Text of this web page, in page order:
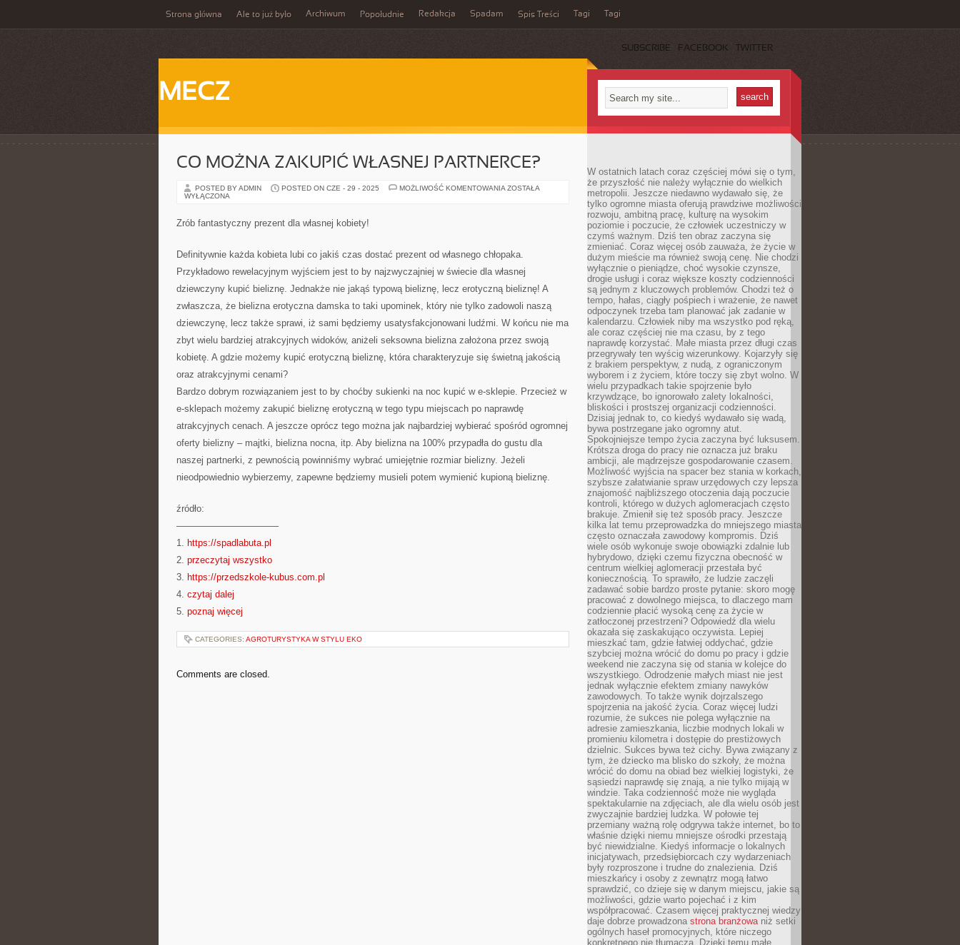
Strona główna Ale to już było Archiwum Popołudnie Redakcja Spadam Spis Treści Tagi Tagi
SUBSCRIBE FACEBOOK TWITTER
MECZ
CO MOŻNA ZAKUPIĆ WŁASNEJ PARTNERCE?
POSTED BY ADMIN POSTED ON CZE - 29 - 2025 MOŻLIWOŚĆ KOMENTOWANIA CO
ZOSTAŁA
WYŁĄCZONA
Zrób fantastyczny prezent dla własnej kobiety!
Definitywnie każda kobieta lubi co jakiś czas dostać prezent od własnego chłopaka.
Przykładowo rewelacyjnym wyjściem jest to by najzwyczajniej w świecie dla własnej
dziewczyny kupić bieliznę. Jednakże nie jakąś typową bieliznę, lecz erotyczną bieliznę! A
zwłaszcza, że bielizna erotyczna damska to taki upominek, który nie tylko zadowoli naszą
dziewczynę, lecz także sprawi, iż sami będziemy usatysfakcjonowani ludźmi. W końcu nie ma
zbyt wielu bardziej atrakcyjnych widoków, aniżeli seksowna bielizna założona przez swoją
kobietę. A gdzie możemy kupić erotyczną bieliznę, która charakteryzuje się świetną jakością
oraz atrakcyjnymi cenami?
Bardzo dobrym rozwiązaniem jest to by choćby sukienki na noc kupić w e-sklepie. Przecież w
e-sklepach możemy zakupić bieliznę erotyczną w tego typu miejscach po naprawdę
atrakcyjnych cenach. A jeszcze oprócz tego można jak najbardziej wybierać spośród ogromnej
oferty bielizny – majtki, bielizna nocna, itp. Aby bielizna na 100% przypadła do gustu dla
naszej partnerki, z pewnością powinniśmy wybrać umiejętnie rozmiar bielizny. Jeżeli
nieodpowiednio wybierzemy, zapewne będziemy musieli potem wymienić kupioną bieliznę.
źródło:
———————————
1. https://spadlabuta.pl
2. przeczytaj wszystko
3. https://przedszkole-kubus.com.pl
4. czytaj dalej
5. poznaj więcej
CATEGORIES: AGROTURYSTYKA W STYLU EKO
Comments are closed.
W ostatnich latach coraz częściej mówi się o tym,
że przyszłość nie należy wyłącznie do wielkich
metropolii. Jeszcze niedawno wydawało się, że
tylko ogromne miasta oferują prawdziwe możliwości
rozwoju, ambitną pracę, kulturę na wysokim
poziomie i poczucie, że człowiek uczestniczy w
czymś ważnym. Dziś ten obraz zaczyna się
zmieniać. Coraz więcej osób zauważa, że życie w
dużym mieście ma również swoją cenę. Nie chodzi
wyłącznie o pieniądze, choć wysokie czynsze,
drogie usługi i coraz większe koszty codzienności
są jednym z kluczowych problemów. Chodzi też o
tempo, hałas, ciągły pośpiech i wrażenie, że nawet
odpoczynek trzeba tam planować jak zadanie w
kalendarzu. Człowiek niby ma wszystko pod ręką,
ale coraz częściej nie ma czasu, by z tego
naprawdę korzystać. Małe miasta przez długi czas
przegrywały ten wyścig wizerunkowy. Kojarzyły się
z brakiem perspektyw, z nudą, z ograniczonym
wyborem i z życiem, które toczy się zbyt wolno. W
wielu przypadkach takie spojrzenie było
krzywdzące, bo ignorowało zalety lokalności,
bliskości i prostszej organizacji codzienności.
Dzisiaj jednak to, co kiedyś wydawało się wadą,
bywa postrzegane jako ogromny atut.
Spokojniejsze tempo życia zaczyna być luksusem.
Krótsza droga do pracy nie oznacza już braku
ambicji, ale mądrzejsze gospodarowanie czasem.
Możliwość wyjścia na spacer bez stania w korkach,
szybsze załatwianie spraw urzędowych czy lepsza
znajomość najbliższego otoczenia dają poczucie
kontroli, którego w dużych aglomeracjach często
brakuje. Zmienił się też sposób pracy. Jeszcze
kilka lat temu przeprowadzka do mniejszego miasta
często oznaczała zawodowy kompromis. Dziś
wiele osób wykonuje swoje obowiązki zdalnie lub
hybrydowo, dzięki czemu fizyczna obecność w
centrum wielkiej aglomeracji przestała być
koniecznością. To sprawiło, że ludzie zaczęli
zadawać sobie bardzo proste pytanie: skoro mogę
pracować z dowolnego miejsca, to dlaczego mam
codziennie płacić wysoką cenę za życie w
zatłoczonej przestrzeni? Odpowiedź dla wielu
okazała się zaskakująco oczywista. Lepiej
mieszkać tam, gdzie łatwiej oddychać, gdzie
szybciej można wrócić do domu po pracy i gdzie
weekend nie zaczyna się od stania w kolejce do
wszystkiego. Odrodzenie małych miast nie jest
jednak wyłącznie efektem zmiany nawyków
zawodowych. To także wynik dojrzalszego
spojrzenia na jakość życia. Coraz więcej ludzi
rozumie, że sukces nie polega wyłącznie na
adresie zamieszkania, liczbie modnych lokali w
promieniu kilometra i dostępie do prestiżowych
dzielnic. Sukces bywa też cichy. Bywa związany z
tym, że dziecko ma blisko do szkoły, że można
wrócić do domu na obiad bez wielkiej logistyki, że
sąsiedzi naprawdę się znają, a nie tylko mijają w
windzie. Taka codzienność może nie wygląda
spektakularnie na zdjęciach, ale dla wielu osób jest
zwyczajnie bardziej ludzka. W połowie tej
przemiany ważną rolę odgrywa także internet, bo to
właśnie dzięki niemu mniejsze ośrodki przestają
być niewidzialne. Kiedyś informacje o lokalnych
inicjatywach, przedsiębiorcach czy wydarzeniach
były rozproszone i trudne do znalezienia. Dziś
mieszkańcy i osoby z zewnątrz mogą łatwo
sprawdzić, co dzieje się w danym miejscu, jakie są
możliwości, gdzie warto pojechać i z kim
współpracować. Czasem więcej praktycznej wiedzy
daje dobrze prowadzona strona branżowaniż setki
ogólnych haseł promocyjnych, które niczego
konkretnego nie tłumaczą. Dzięki temu małe